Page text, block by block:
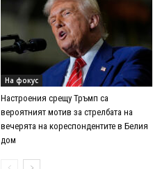
На фокус
Настроения срещу Тръмп са
вероятният мотив за стрелбата на
вечерята на кореспондентите в Белия
дом